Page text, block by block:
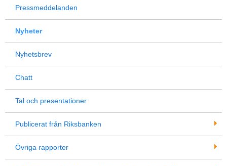
Pressmeddelanden
Nyheter
Nyhetsbrev
Chatt
Tal och presentationer
Publicerat från Riksbanken
Övriga rapporter